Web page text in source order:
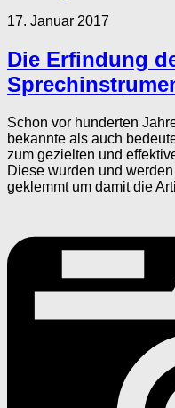
17. Januar 2017
Die Erfindung
Schon vor hunderten
bekannte als auch
zum gezielten und
Diese wurden und
geklemmt um damit die